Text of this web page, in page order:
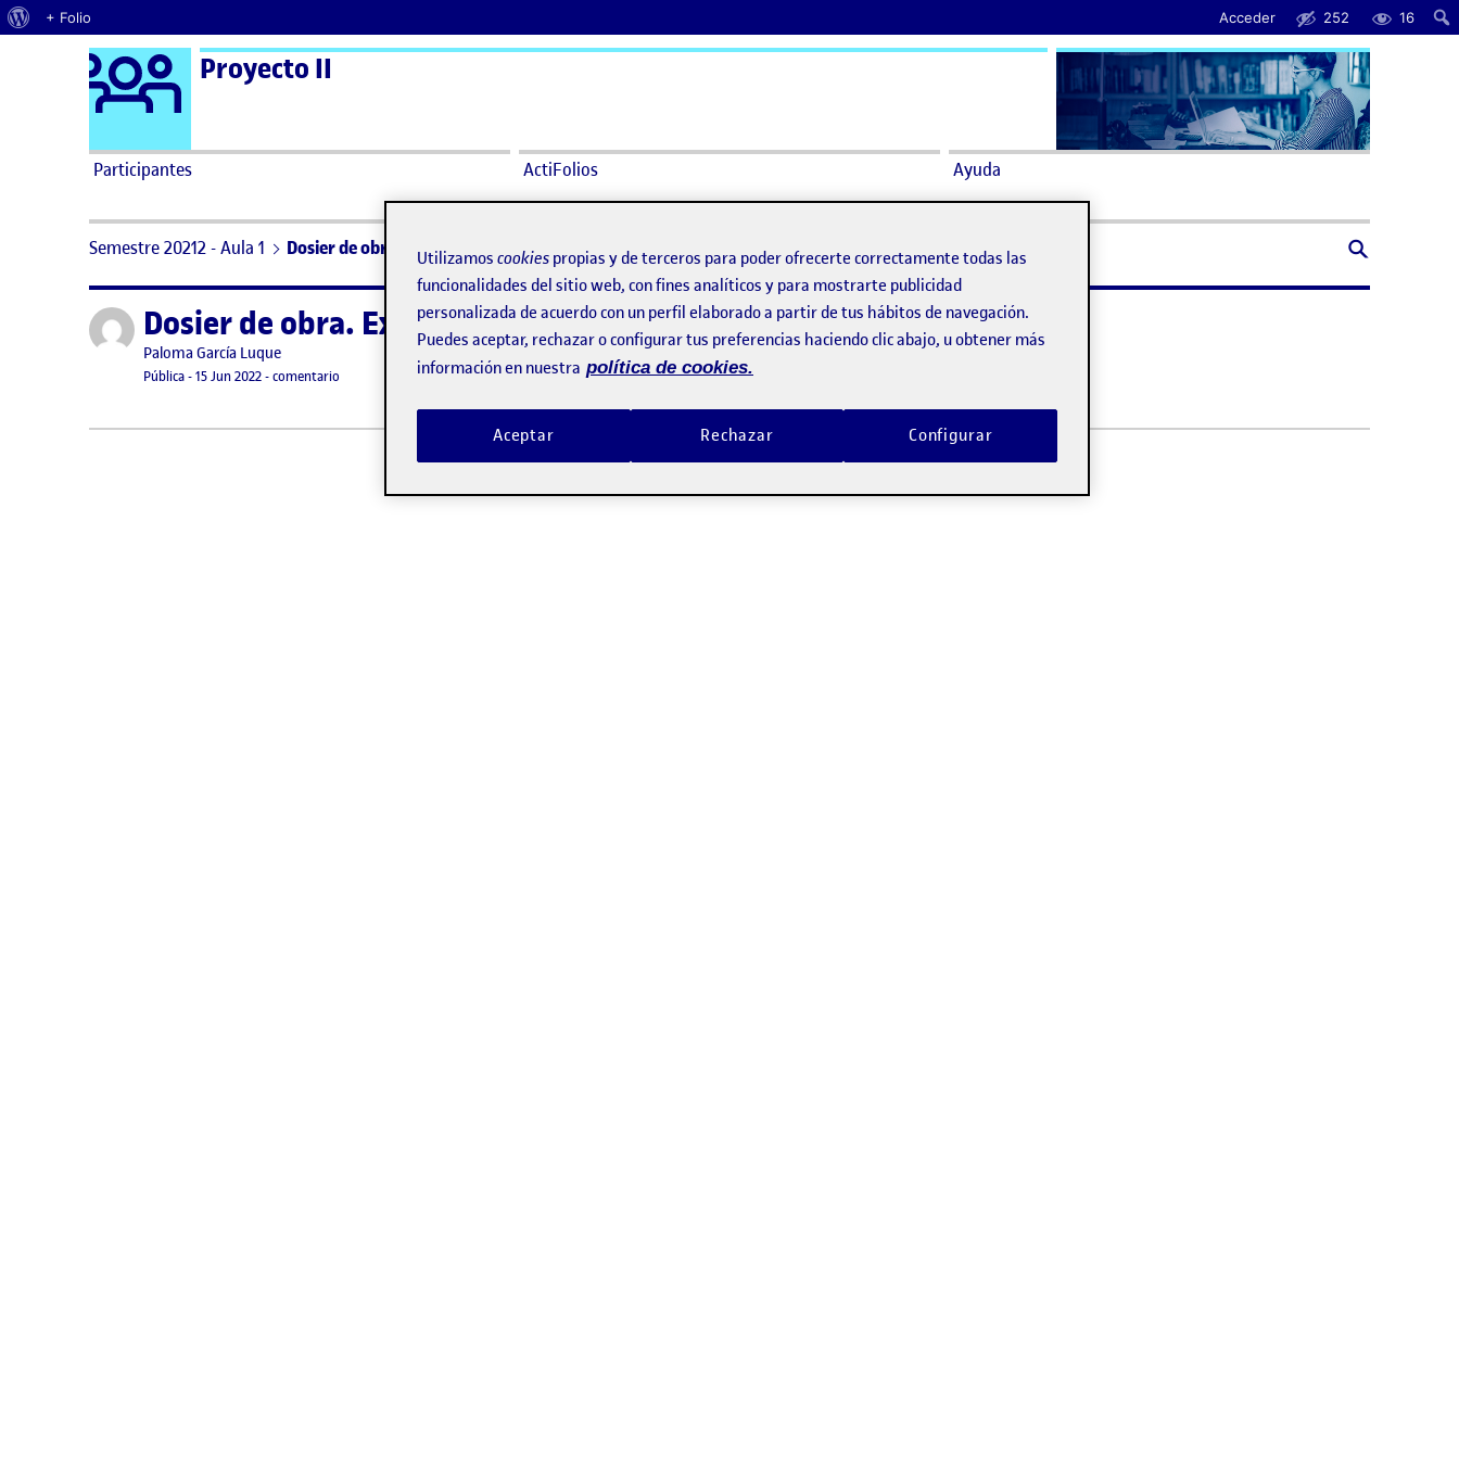
Acerca de WordPress
+ Folio Acceder 252 16
Saltar al contenido Logo Ágora
Proyecto II
Participantes ActiFolios Ayuda
Semestre 20212 - Aula 1 Dosier de obra. Explorar
Publicado porDosier de obra. Explorar
Publicado por
Paloma García Luque
Visibilidad:
Pública-Fecha de publicación
15 Jun 20227 junio, 2023 7:16 pm
-comentario en Dosier de obra. Explorar
Utilizamos cookies propias y de terceros para poder ofrecerte correctamente todas las
funcionalidades del sitio web, con fines analíticos y para mostrarte publicidad
personalizada de acuerdo con un perfil elaborado a partir de tus hábitos de navegación.
Puedes aceptar, rechazar o configurar tus preferencias haciendo clic abajo, u obtener más
información en nuestra política de cookies.
Rechazar
Aceptar Configurar